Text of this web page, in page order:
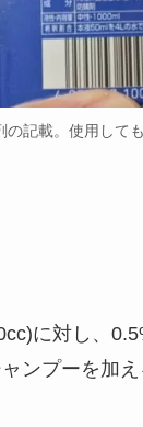
の記載。使用して
に対し、
ンプーを加え